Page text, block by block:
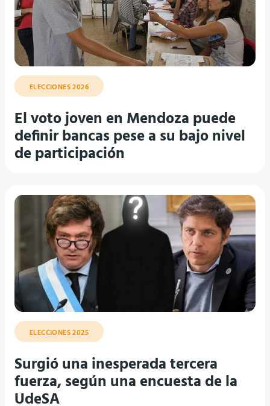
ELECCIONES 2026
El voto joven en Mendoza puede
definir bancas pese a su bajo nivel
de participación
ELECCIONES 2025
Surgió una inesperada tercera
fuerza, según una encuesta de la
UdeSA